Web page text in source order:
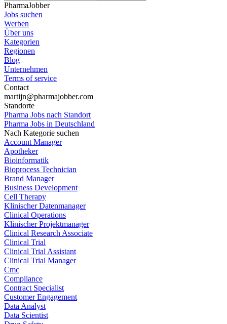
PharmaJobber
Jobs suchen
Werben
Über uns
Kategorien
Regionen
Blog
Unternehmen
Terms of service
Contact
martijn@pharmajobber.com
Standorte
Pharma Jobs nach Standort
Pharma Jobs in Deutschland
Nach Kategorie suchen
Account Manager
Apotheker
Bioinformatik
Bioprocess Technician
Brand Manager
Business Development
Cell Therapy
Klinischer Datenmanager
Clinical Operations
Klinischer Projektmanager
Clinical Research Associate
Clinical Trial
Clinical Trial Assistant
Clinical Trial Manager
Cmc
Compliance
Contract Specialist
Customer Engagement
Data Analyst
Data Scientist